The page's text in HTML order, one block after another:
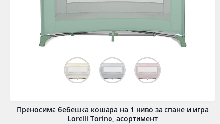
Преносима бебешка кошара на 1 ниво за спане и игра
Lorelli Torino, асортимент